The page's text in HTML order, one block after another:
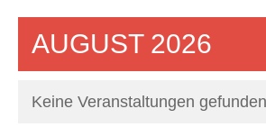
AUGUST 2026
Keine Veranstaltungen